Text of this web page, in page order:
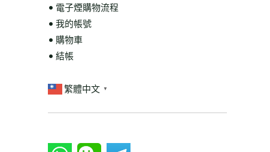
• 電子煙購物流程
• 我的帳號
• 購物車
• 結帳
繁體中文 ▼